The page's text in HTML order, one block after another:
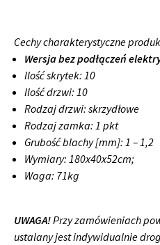
Cechy charakterystyczne
Wersja bez podłączeń
Ilość skrytek: 10
Ilość drzwi: 10
Rodzaj drzwi: skrzydłowe
Rodzaj zamka: 1 pkt
Grubość blachy [mm]: 1 – 1,2
Wymiary: 180x40x52cm;
Waga: 71kg
UWAGA!Przy zamówieniach
ustalany jest indywidualnie